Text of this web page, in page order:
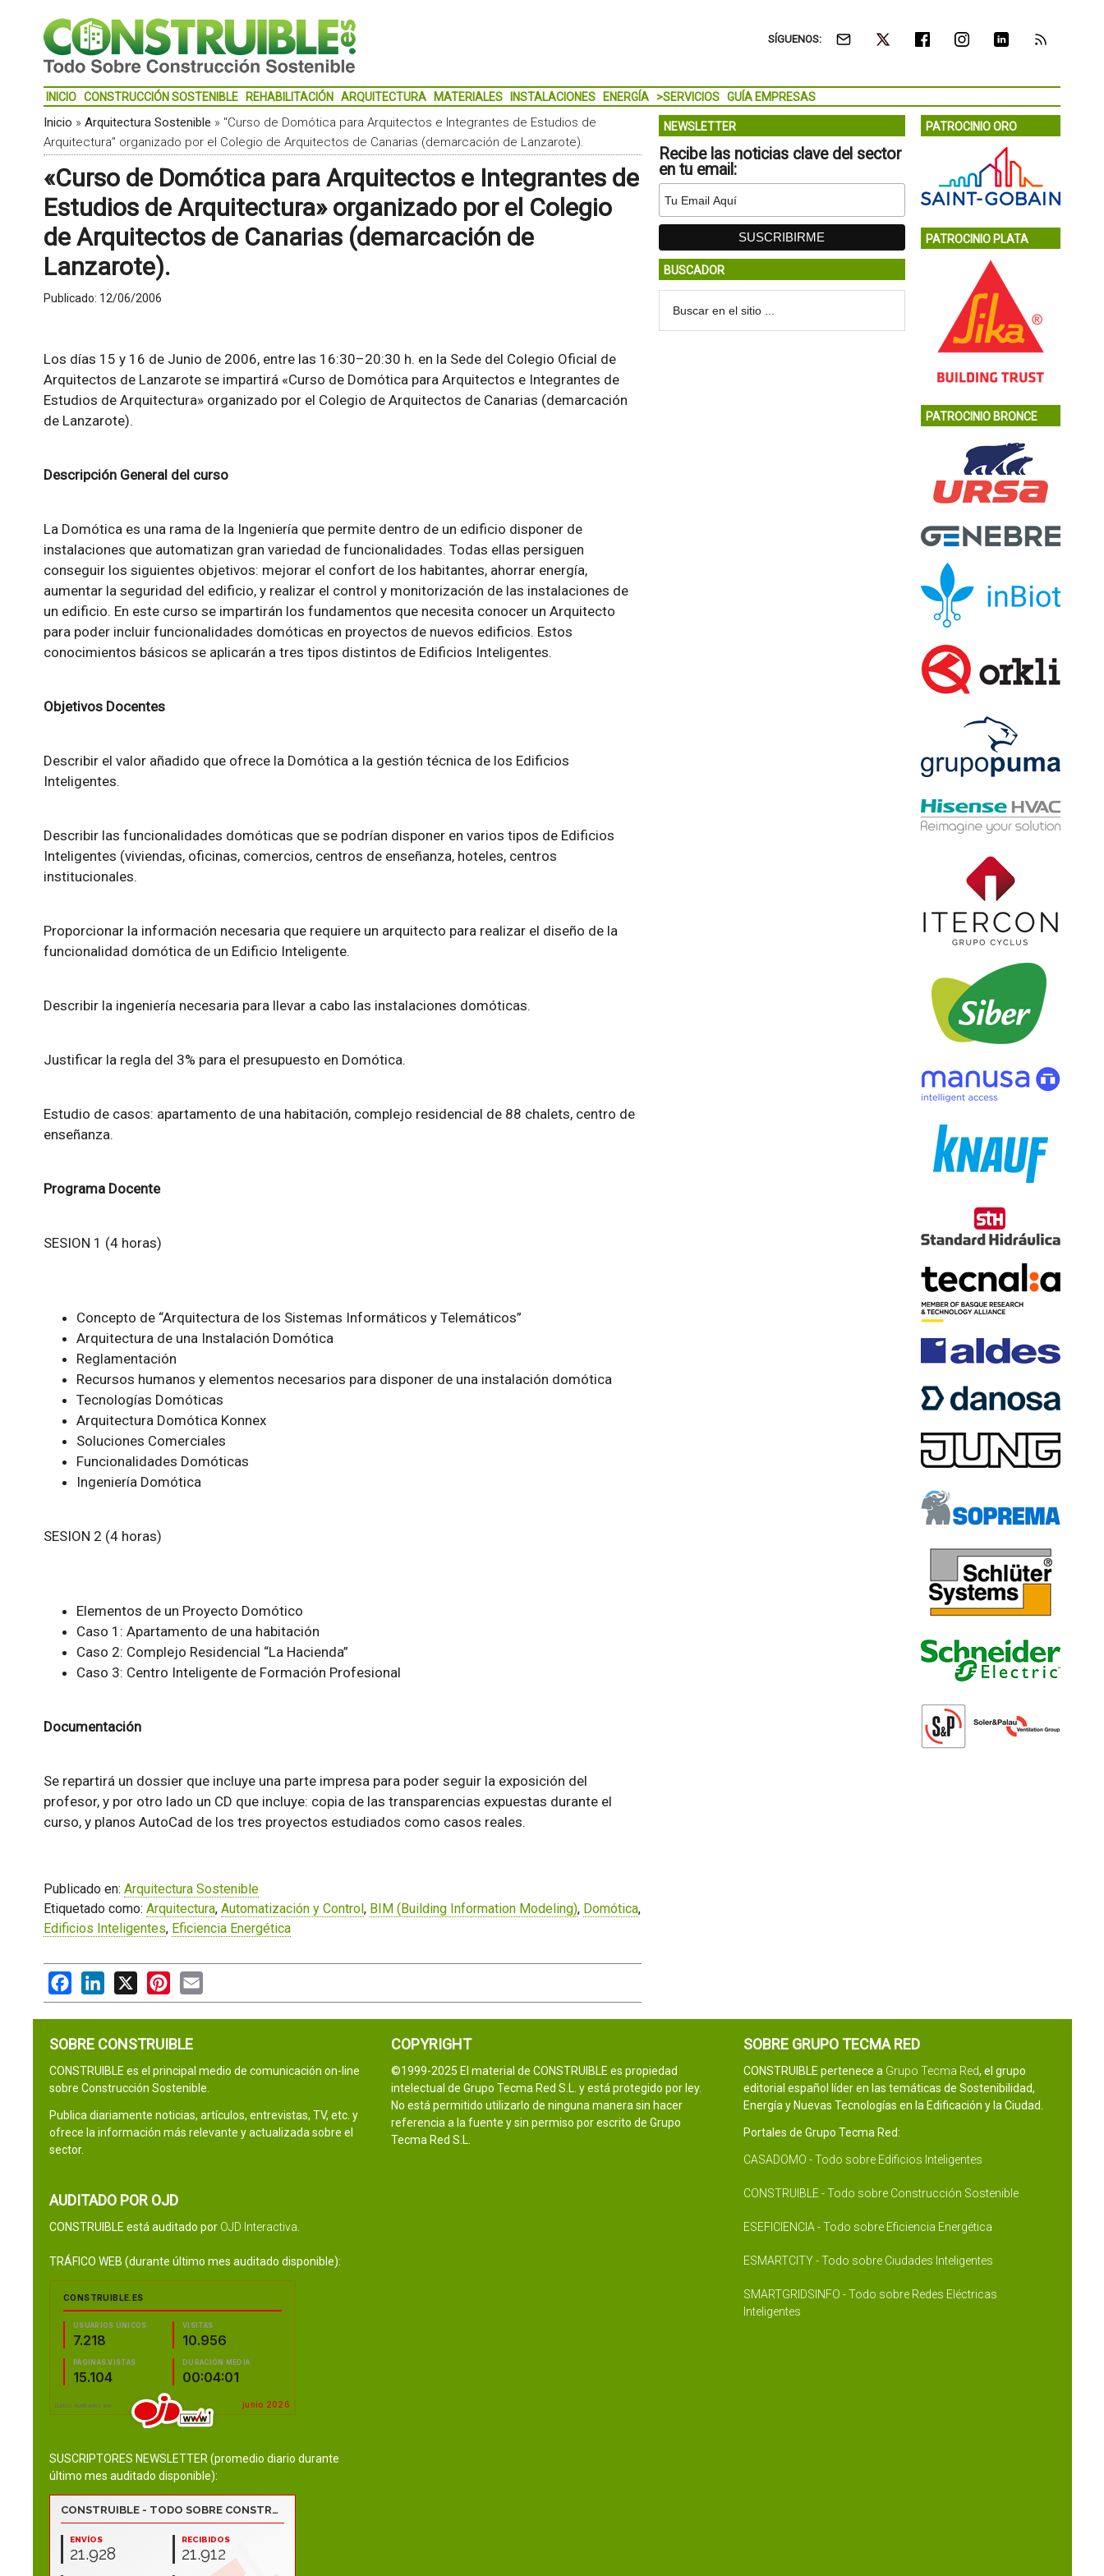
SÍGUENOS:
INICIO CONSTRUCCIÓN SOSTENIBLE REHABILITACIÓN ARQUITECTURA MATERIALES INSTALACIONES ENERGÍA >SERVICIOS GUÍA EMPRESAS
Inicio » Arquitectura Sostenible » "Curso de Domótica para Arquitectos e Integrantes de Estudios de
Arquitectura" organizado por el Colegio de Arquitectos de Canarias (demarcación de Lanzarote).
«Curso de Domótica para Arquitectos e Integrantes de
Estudios de Arquitectura» organizado por el Colegio
de Arquitectos de Canarias (demarcación de
Lanzarote).
Publicado: 12/06/2006
Los días 15 y 16 de Junio de 2006, entre las 16:30–20:30 h. en la Sede del Colegio Oficial de
Arquitectos de Lanzarote se impartirá «Curso de Domótica para Arquitectos e Integrantes de
Estudios de Arquitectura» organizado por el Colegio de Arquitectos de Canarias (demarcación
de Lanzarote).
Descripción General del curso
La Domótica es una rama de la Ingeniería que permite dentro de un edificio disponer de
instalaciones que automatizan gran variedad de funcionalidades. Todas ellas persiguen
conseguir los siguientes objetivos: mejorar el confort de los habitantes, ahorrar energía,
aumentar la seguridad del edificio, y realizar el control y monitorización de las instalaciones de
un edificio. En este curso se impartirán los fundamentos que necesita conocer un Arquitecto
para poder incluir funcionalidades domóticas en proyectos de nuevos edificios. Estos
conocimientos básicos se aplicarán a tres tipos distintos de Edificios Inteligentes.
Objetivos Docentes
Describir el valor añadido que ofrece la Domótica a la gestión técnica de los Edificios
Inteligentes.
Describir las funcionalidades domóticas que se podrían disponer en varios tipos de Edificios
Inteligentes (viviendas, oficinas, comercios, centros de enseñanza, hoteles, centros
institucionales.
Proporcionar la información necesaria que requiere un arquitecto para realizar el diseño de la
funcionalidad domótica de un Edificio Inteligente.
Describir la ingeniería necesaria para llevar a cabo las instalaciones domóticas.
Justificar la regla del 3% para el presupuesto en Domótica.
Estudio de casos: apartamento de una habitación, complejo residencial de 88 chalets, centro de
enseñanza.
Programa Docente
SESION 1 (4 horas)
Concepto de “Arquitectura de los Sistemas Informáticos y Telemáticos”
Arquitectura de una Instalación Domótica
Reglamentación
Recursos humanos y elementos necesarios para disponer de una instalación domótica
Tecnologías Domóticas
Arquitectura Domótica Konnex
Soluciones Comerciales
Funcionalidades Domóticas
Ingeniería Domótica
SESION 2 (4 horas)
Elementos de un Proyecto Domótico
Caso 1: Apartamento de una habitación
Caso 2: Complejo Residencial “La Hacienda”
Caso 3: Centro Inteligente de Formación Profesional
Documentación
Se repartirá un dossier que incluye una parte impresa para poder seguir la exposición del
profesor, y por otro lado un CD que incluye: copia de las transparencias expuestas durante el
curso, y planos AutoCad de los tres proyectos estudiados como casos reales.
Publicado en: Arquitectura Sostenible
Etiquetado como: Arquitectura, Automatización y Control, BIM (Building Information Modeling), Domótica,
Edificios Inteligentes, Eficiencia Energética
FacebookLinkedIn
X PinterestEmail
NEWSLETTER
Recibe las noticias clave del sector
en tu email:
BUSCADOR
PATROCINIO ORO
PATROCINIO PLATA
PATROCINIO BRONCE
SOBRE CONSTRUIBLE
CONSTRUIBLE es el principal medio de comunicación on-line
sobre Construcción Sostenible.
Publica diariamente noticias, artículos, entrevistas, TV, etc. y
ofrece la información más relevante y actualizada sobre el
sector.
AUDITADO POR OJD
CONSTRUIBLE está auditado por OJD Interactiva
TRÁFICO WEB (durante último mes auditado disponible):
SUSCRIPTORES NEWSLETTER (promedio diario durante
último mes auditado disponible):
COPYRIGHT
©1999-2025 El material de CONSTRUIBLE es propiedad
intelectual de Grupo Tecma Red S.L. y está protegido por ley.
No está permitido utilizarlo de ninguna manera sin hacer
referencia a la fuente y sin permiso por escrito de Grupo
Tecma Red S.L.
SOBRE GRUPO TECMA RED
CONSTRUIBLE pertenece a Grupo Tecma Red, el grupo
editorial español líder en las temáticas de Sostenibilidad,
Energía y Nuevas Tecnologías en la Edificación y la Ciudad.
Portales de Grupo Tecma Red:
CASADOMO - Todo sobre Edificios Inteligentes
CONSTRUIBLE - Todo sobre Construcción Sostenible
ESEFICIENCIA - Todo sobre Eficiencia Energética
ESMARTCITY - Todo sobre Ciudades Inteligentes
SMARTGRIDSINFO - Todo sobre Redes Eléctricas
Inteligentes